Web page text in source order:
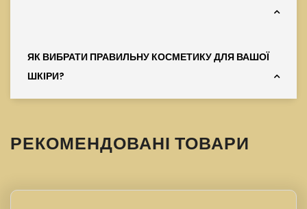
ЯК ВИБРАТИ ПРАВИЛЬНУ КОСМЕТИКУ ДЛЯ ВАШОЇ
ШКІРИ?
РЕКОМЕНДОВАНІ ТОВАРИ